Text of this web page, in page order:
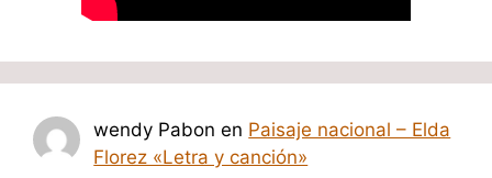
wendy Pabon en Paisaje nacional – Elda
Florez «Letra y canción»